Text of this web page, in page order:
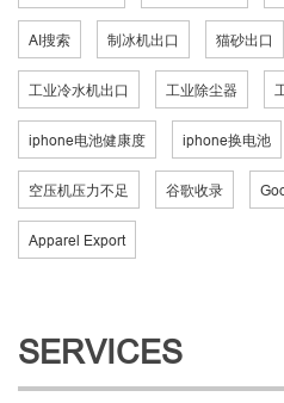
AI搜索 制冰机出口 猫砂出口
工业冷水机出口 工业除尘器
iphone电池健康度 iphone换电池
空压机压力不足 谷歌收录
Apparel Export
SERVICES